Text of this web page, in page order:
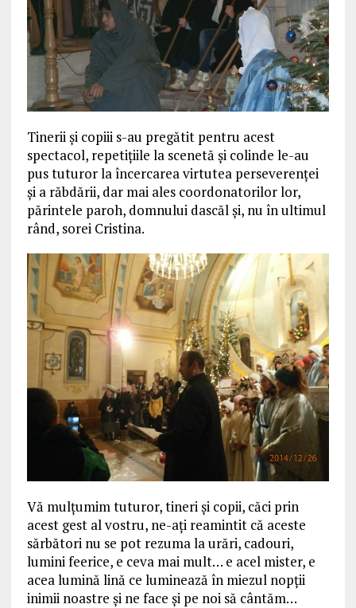
Tinerii și copiii s-au pregătit pentru acest
spectacol, repetițiile la scenetă și colinde le-au
pus tuturor la încercarea virtutea perseverenței
și a răbdării, dar mai ales coordonatorilor lor,
părintele paroh, domnului dascăl și, nu în ultimul
rând, sorei Cristina.
Vă mulțumim tuturor, tineri și copii, căci prin
acest gest al vostru, ne-ați reamintit că aceste
sărbători nu se pot rezuma la urări, cadouri,
lumini feerice, e ceva mai mult… e acel mister, e
acea lumină lină ce luminează în miezul nopții
inimii noastre și ne face și pe noi să cântăm…